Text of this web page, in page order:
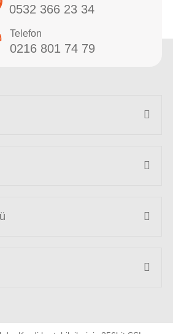
0532 366 23 34
Telefon
0216 801 74 79